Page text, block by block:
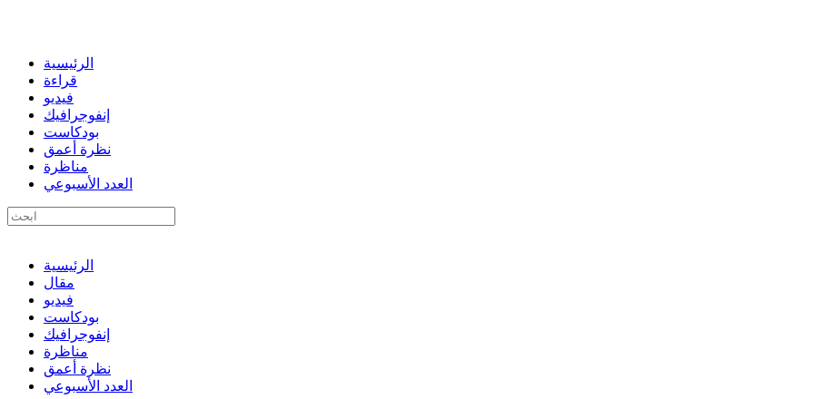
الرئيسية
قراءة
فيديو
إنفوجرافيك
بودكاست
نظرة أعمق
مناظرة
العدد الأسبوعي
الرئيسية
مقال
فيديو
بودكاست
إنفوجرافيك
مناظرة
نظرة أعمق
العدد الأسبوعي